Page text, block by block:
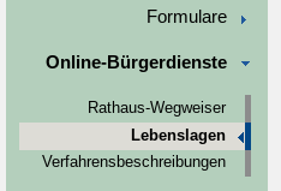
Formulare
Online-Bürgerdienste
Rathaus-Wegweiser
Lebenslagen
Verfahrensbeschreibungen